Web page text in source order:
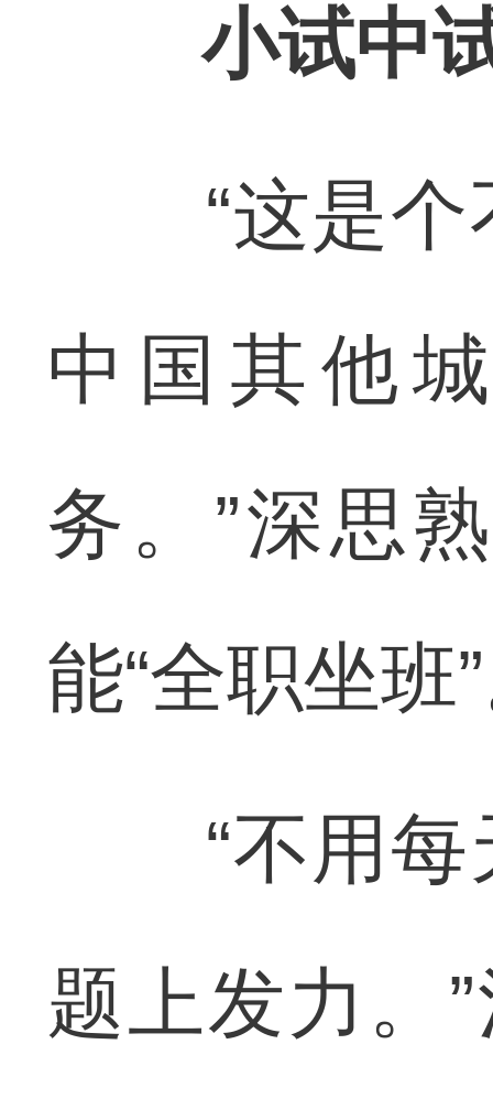
小试中
“这是个
中国其他
务。”深思
能“全职坐班
“不用每
题上发力。